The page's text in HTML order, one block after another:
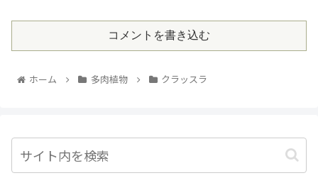
コメントを書き込む
ホーム 多肉植物 クラッスラ